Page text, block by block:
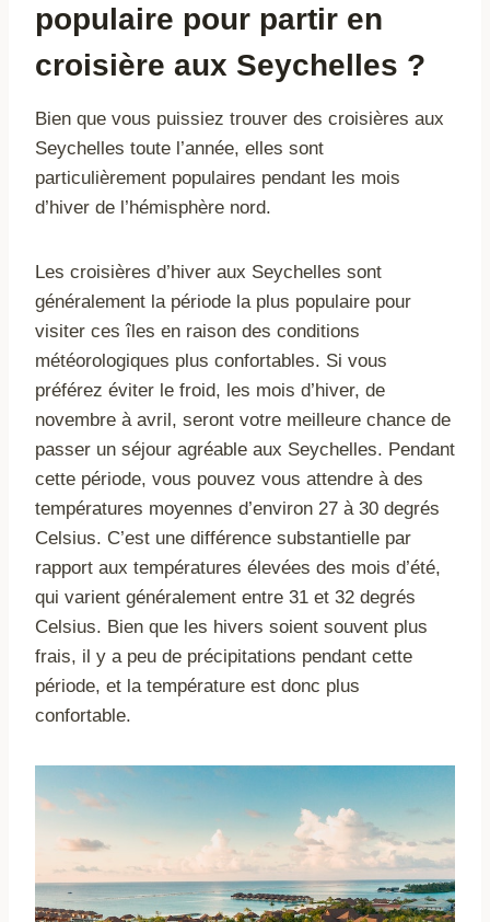
populaire pour partir en
croisière aux Seychelles ?
Bien que vous puissiez trouver des croisières aux
Seychelles toute l’année, elles sont
particulièrement populaires pendant les mois
d’hiver de l’hémisphère nord.
Les croisières d’hiver aux Seychelles sont
généralement la période la plus populaire pour
visiter ces îles en raison des conditions
météorologiques plus confortables. Si vous
préférez éviter le froid, les mois d’hiver, de
novembre à avril, seront votre meilleure chance de
passer un séjour agréable aux Seychelles. Pendant
cette période, vous pouvez vous attendre à des
températures moyennes d’environ 27 à 30 degrés
Celsius. C’est une différence substantielle par
rapport aux températures élevées des mois d’été,
qui varient généralement entre 31 et 32 degrés
Celsius. Bien que les hivers soient souvent plus
frais, il y a peu de précipitations pendant cette
période, et la température est donc plus
confortable.